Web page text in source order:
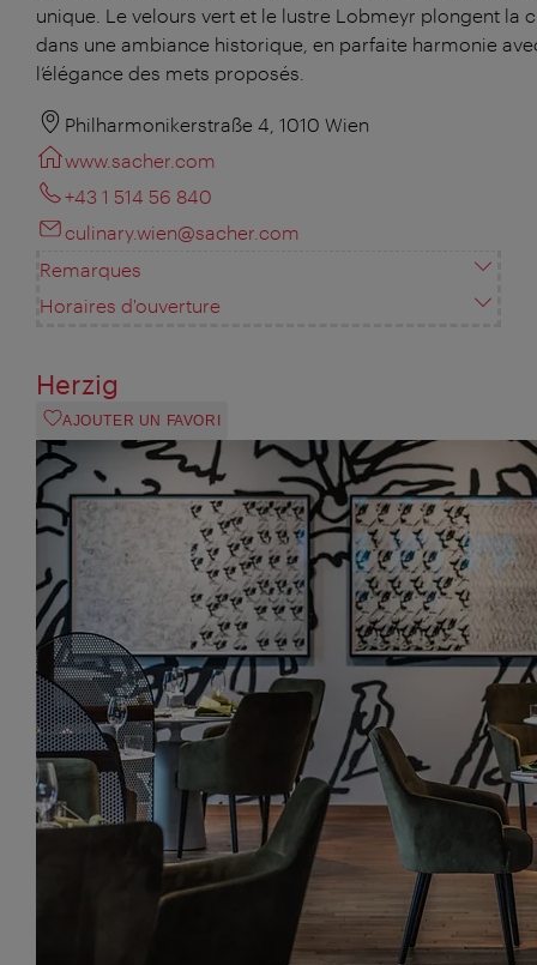
unique. Le velours vert et le lustre Lobmeyr plongent la
dans une ambiance historique, en parfaite harmonie
l’élégance des mets proposés.
Philharmonikerstraße 4, 1010 Wien
www.sacher.com
+43 1 514 56 840
culinary.wien@sacher.com
Remarques
Horaires d'ouverture
Herzig
AJOUTER UN FAVORI